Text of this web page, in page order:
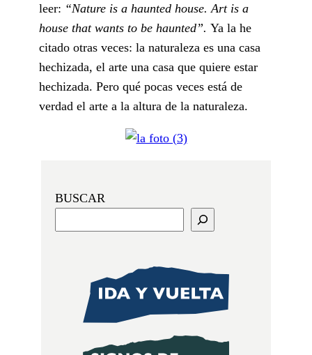
leer: “Nature is a haunted house. Art is a
house that wants to be haunted”. Ya la he
citado otras veces: la naturaleza es una casa
hechizada, el arte una casa que quiere estar
hechizada. Pero qué pocas veces está de
verdad el arte a la altura de la naturaleza.
BUSCAR